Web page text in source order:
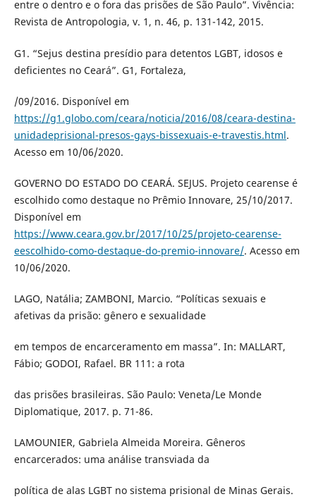
entre o dentro e o fora das prisões de São Paulo”. Vivência:
Revista de Antropologia, v. 1, n. 46, p. 131-142, 2015.
G1. “Sejus destina presídio para detentos LGBT, idosos e
deficientes no Ceará”. G1, Fortaleza,
/09/2016. Disponível em
https://g1.globo.com/ceara/noticia/2016/08/ceara-destina-
unidadeprisional-presos-gays-bissexuais-e-travestis.html.
Acesso em 10/06/2020.
GOVERNO DO ESTADO DO CEARÁ. SEJUS. Projeto cearense é
escolhido como destaque no Prêmio Innovare, 25/10/2017.
Disponível em
https://www.ceara.gov.br/2017/10/25/projeto-cearense-
eescolhido-como-destaque-do-premio-innovare/. Acesso em
10/06/2020.
LAGO, Natália; ZAMBONI, Marcio. “Políticas sexuais e
afetivas da prisão: gênero e sexualidade
em tempos de encarceramento em massa”. In: MALLART,
Fábio; GODOI, Rafael. BR 111: a rota
das prisões brasileiras. São Paulo: Veneta/Le Monde
Diplomatique, 2017. p. 71-86.
LAMOUNIER, Gabriela Almeida Moreira. Gêneros
encarcerados: uma análise transviada da
política de alas LGBT no sistema prisional de Minas Gerais.